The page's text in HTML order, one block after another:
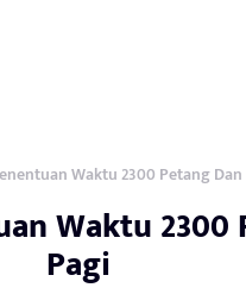
Waktu 2300 Petang
Waktu 2300
Pagi